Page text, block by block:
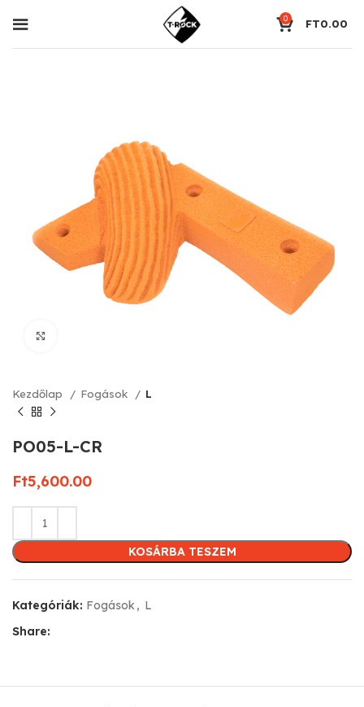
0 FT0.00
Kezdőlap Fogások L
PO05-L-CR
Ft5,600.00
KOSÁRBA TESZEM
Kategóriák: Fogások, L
Share: